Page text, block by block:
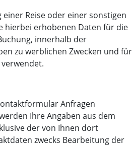
einer Reise oder einer sonstigen
hierbei erhobenen Daten für die
innerhalb der
zu werblichen Zwecken und für
Anfragen
Ihre Angaben aus dem
der von Ihnen dort
zwecks Bearbeitung der